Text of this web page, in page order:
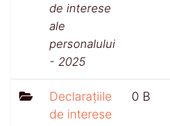
de interese
ale
personalului
- 2025
Declarațiile
de interese
0 B